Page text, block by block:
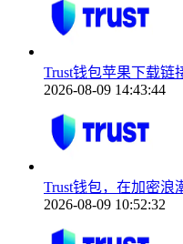
Trust钱包苹果下载链
2026-08-09 14:43:44
Trust钱包，在加密浪
2026-08-09 10:52:32